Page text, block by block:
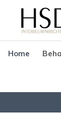
Home